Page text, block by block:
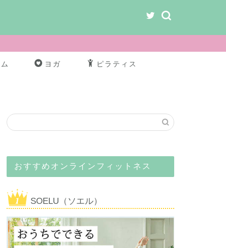
ヨガ ピラティス
おすすめオンラインフィットネス
SOELU（ソエル）